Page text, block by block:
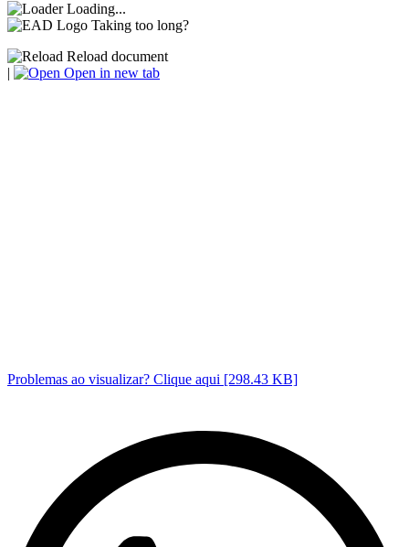
Loading...
Taking too long?
Reload document
|
Open in new tab
Problemas ao visualizar? Clique aqui [298.43 KB]